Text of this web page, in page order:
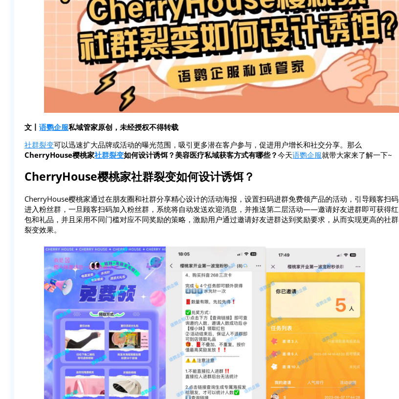
文丨 语鹦企服私域管家原创，未经授权不得转载
社群裂变可以迅速扩大品牌或活动的曝光范围，吸引更多潜在客户参与，促进用户增长和社交分享。那么
CherryHouse樱桃家社群裂变如何设计诱饵？美容医疗私域获客方式有哪些？今天语鹦企服就带大家来了解一下~
CherryHouse樱桃家社群裂变如何设计诱饵？
CherryHouse樱桃家通过在朋友圈和社群分享精心设计的活动海报，设置扫码进群免费领产品的活动，引导顾客扫码
进入粉丝群，一旦顾客扫码加入粉丝群，系统将自动发送欢迎消息，并推送第二层活动——邀请好友进群即可获得红
包和礼品，并且采用不同门槛对应不同奖励的策略，激励用户通过邀请好友进群达到奖励要求，从而实现更高的社群
裂变效果。